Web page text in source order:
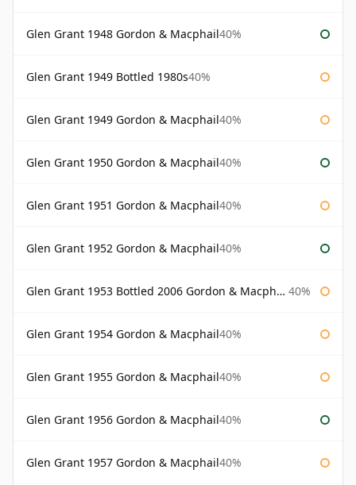
Glen Grant 1948 Gordon & Macphail40%
Glen Grant 1949 Bottled 1980s40%
Glen Grant 1949 Gordon & Macphail40%
Glen Grant 1950 Gordon & Macphail40%
Glen Grant 1951 Gordon & Macphail40%
Glen Grant 1952 Gordon & Macphail40%
Glen Grant 1953 Bottled 2006 Gordon & Macphail 40%
Glen Grant 1954 Gordon & Macphail40%
Glen Grant 1955 Gordon & Macphail40%
Glen Grant 1956 Gordon & Macphail40%
Glen Grant 1957 Gordon & Macphail40%